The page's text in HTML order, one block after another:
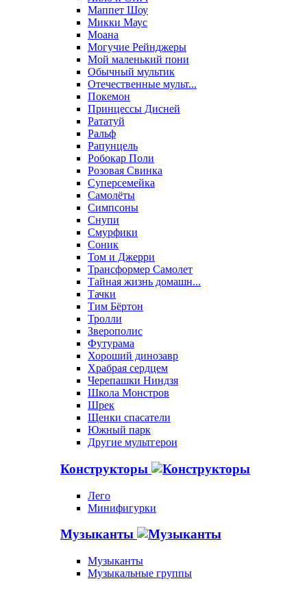
Маппет Шоу
Микки Маус
Моана
Могучие Рейнджеры
Мой маленький пони
Обычный мультик
Отечественные мульт...
Покемон
Принцессы Дисней
Рататуй
Ральф
Рапунцель
Робокар Поли
Розовая Свинка
Суперсемейка
Самолёты
Симпсоны
Снупи
Смурфики
Соник
Том и Джерри
Трансформер Самолет
Тайная жизнь домашн...
Тачки
Тим Бёртон
Тролли
Зверополис
Футурама
Хороший динозавр
Храбрая сердцем
Черепашки Ниндзя
Школа Монстров
Шрек
Щенки спасатели
Южный парк
Другие мультгерои
Конструкторы
Лего
Минифигурки
Музыканты
Музыканты
Музыкальные группы